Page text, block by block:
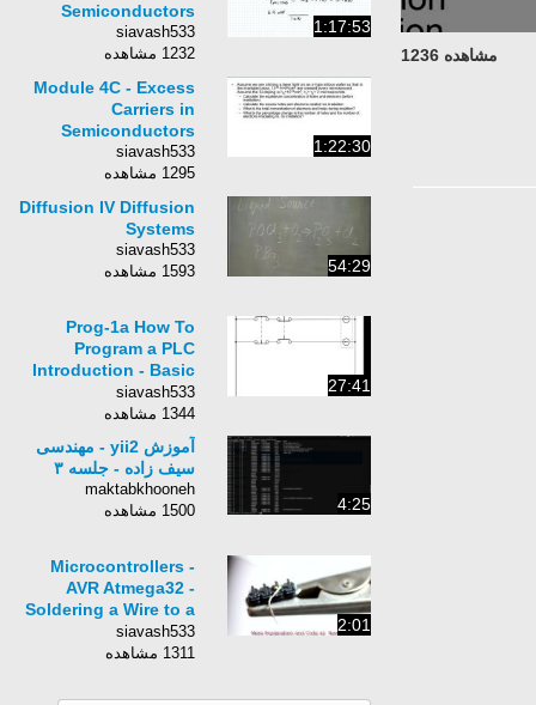
مشاهده 1236
1:17:53
Semiconductors
siavash533
1232 مشاهده
1:22:30
Module 4C - Excess
Carriers in
Semiconductors
siavash533
1295 مشاهده
54:29
Diffusion IV Diffusion
Systems
siavash533
1593 مشاهده
27:41
Prog-1a How To
Program a PLC
Introduction - Basic
Level
siavash533
1344 مشاهده
4:25
آموزش yii2 - مهندسی
سیف زاده - جلسه ٣
maktabkhooneh
1500 مشاهده
2:01
Microcontrollers -
AVR Atmega32 -
Soldering a Wire to a
Male Header
siavash533
1311 مشاهده